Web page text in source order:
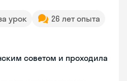
урок
26 лет опыта
советом и проходила